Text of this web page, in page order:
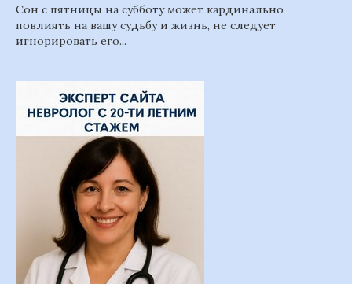
Сон с пятницы на субботу может кардинально
повлиять на вашу судьбу и жизнь, не следует
игнорировать его...